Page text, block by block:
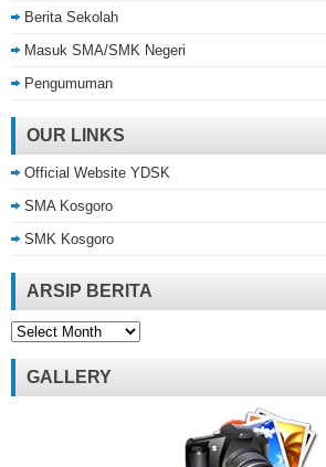
Berita Sekolah
Masuk SMA/SMK Negeri
Pengumuman
OUR LINKS
Official Website YDSK
SMA Kosgoro
SMK Kosgoro
ARSIP BERITA
Arsip
Berita
GALLERY